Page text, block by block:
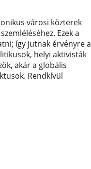
városi közterek
Ezek a
így jutnak érvényre a
helyi aktivisták
akár a globális
Rendkívül